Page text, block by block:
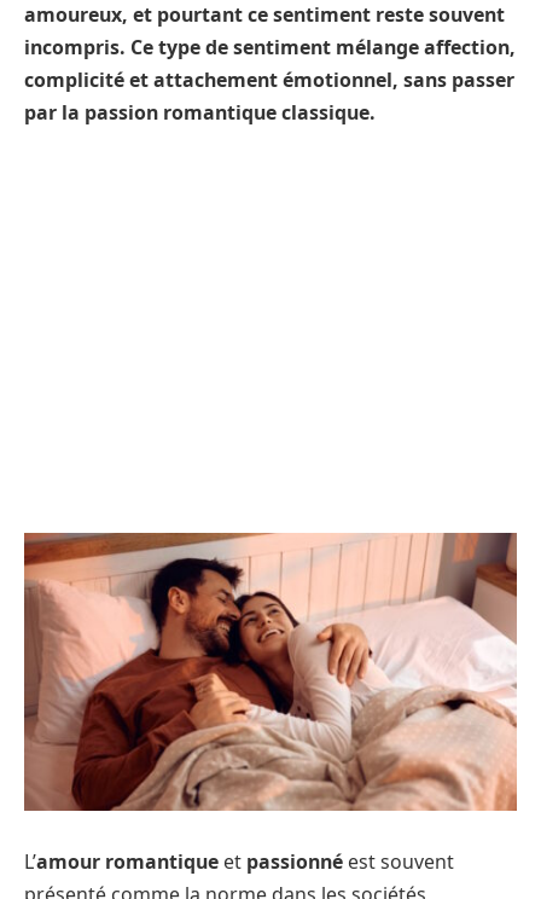
amoureux, et pourtant ce sentiment reste souvent
incompris. Ce type de sentiment mélange affection,
complicité et attachement émotionnel, sans passer
par la passion romantique classique.
L’amour romantique et passionné est souvent